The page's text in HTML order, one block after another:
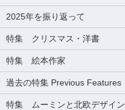
2025年を振り返って
特集 クリスマス・洋書
特集 絵本作家
過去の特集 Previous Features
特集 ムーミンと北欧デザイン